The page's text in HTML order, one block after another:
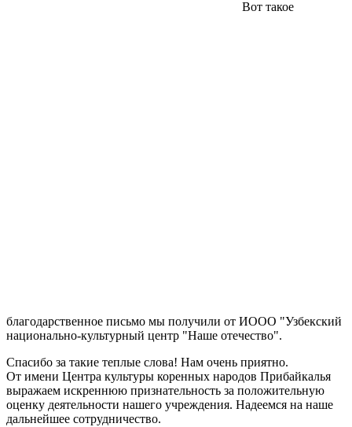
Вот такое
благодарственное письмо мы получили от ИООО "Узбекский
национально-культурный центр "Наше отечество".
Спасибо за такие теплые слова! Нам очень приятно.
От имени Центра культуры коренных народов Прибайкалья
выражаем искреннюю признательность за положительную
оценку деятельности нашего учреждения. Надеемся на наше
дальнейшее сотрудничество.